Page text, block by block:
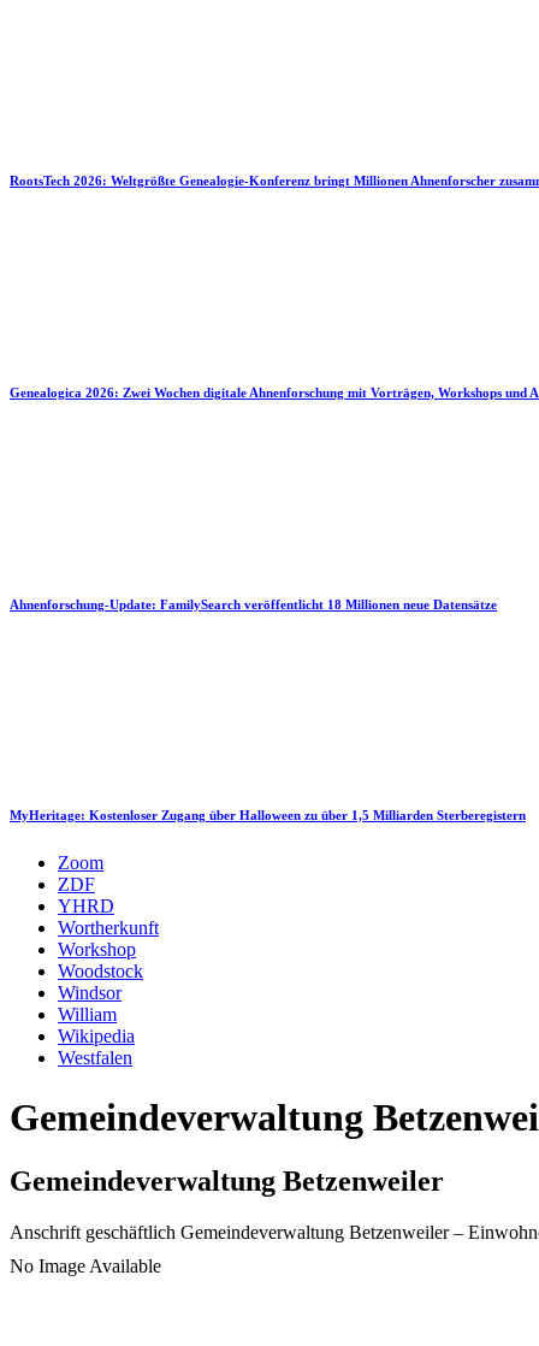
RootsTech 2026: Weltgrößte Genealogie-Konferenz bringt Millionen Ahnenforscher
Genealogica 2026: Zwei Wochen digitale Ahnenforschung mit Vorträgen, Workshops und
Ahnenforschung-Update: FamilySearch veröffentlicht 18 Millionen neue Datensätze
MyHeritage: Kostenloser Zugang über Halloween zu über 1,5 Milliarden Sterberegistern
Zoom
ZDF
YHRD
Wortherkunft
Workshop
Woodstock
Windsor
William
Wikipedia
Westfalen
Gemeindeverwaltung
Gemeindeverwaltung Betzenweiler
Anschrift geschäftlich Gemeindeverwaltung Betzenweiler –
No Image Available